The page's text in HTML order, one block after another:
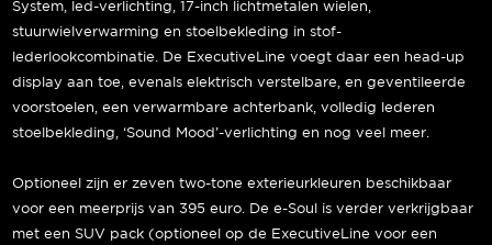
System, led-verlichting, 17-inch lichtmetalen wielen,
stuurwielverwarming en stoelbekleding in stof-
lederlookcombinatie. De ExecutiveLine voegt daar een head-up
display aan toe, evenals elektrisch verstelbare, en geventileerde
voorstoelen, een verwarmbare achterbank, volledig lederen
stoelbekleding, ‘Sound Mood’-verlichting en nog veel meer.
Optioneel zijn er zeven two-tone exterieurkleuren beschikbaar
voor een meerprijs van 395 euro. De e-Soul is verder verkrijgbaar
met een SUV pack (optioneel op de ExecutiveLine voor een